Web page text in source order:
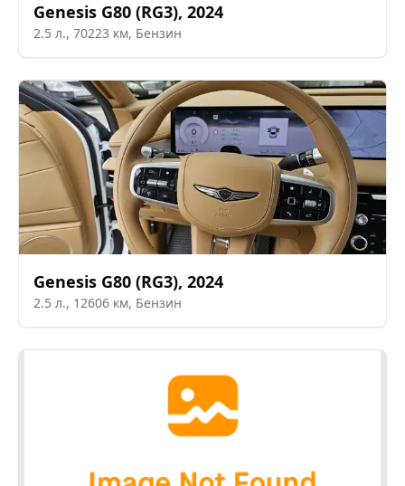
Genesis G80 (RG3), 2024
2.5 л., 70223 км, Бензин
Genesis G80 (RG3), 2024
2.5 л., 12606 км, Бензин